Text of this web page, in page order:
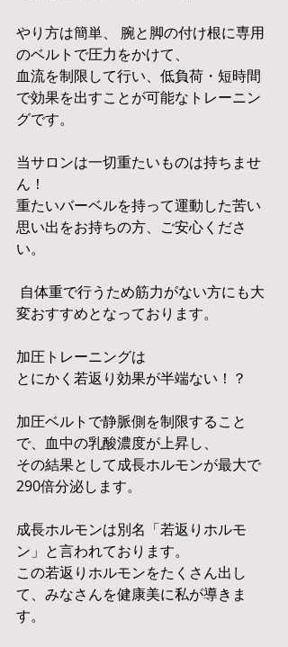
やり方は簡単、 腕と脚の付け根に専用
のベルトで圧力をかけて、
血流を制限して行い、低負荷・短時間
で効果を出すことが可能なトレーニン
グです。
当サロンは一切重たいものは持ちませ
ん！
重たいバーベルを持って運動した苦い
思い出をお持ちの方、ご安心くださ
い。
変おすすめとなっております。
加圧トレーニングは
とにかく若返り効果が半端ない！？
加圧ベルトで静脈側を制限すること
で、血中の乳酸濃度が上昇し、
その結果として成長ホルモンが最大で
290倍分泌します。
成長ホルモンは別名「若返りホルモ
ン」と言われております。
この若返りホルモンをたくさん出し
て、みなさんを健康美に私が導きま
す。